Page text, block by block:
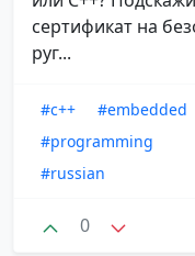
сертификат на
руг...
#c++
#embedded
#programming
#russian
0